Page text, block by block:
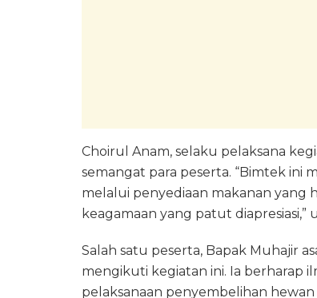
Choirul Anam, selaku pelaksana
semangat para peserta. “Bimtek ini
melalui penyediaan makanan yang
keagamaan yang patut diapresiasi,”
Salah satu peserta, Bapak Muhajir
mengikuti kegiatan ini. Ia berharap
pelaksanaan penyembelihan